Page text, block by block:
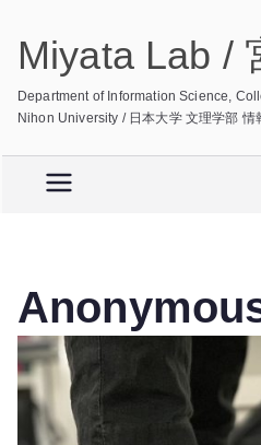
Miyata Lab /
Department of Information Science,
Nihon University / 日本大学 文理学部 情